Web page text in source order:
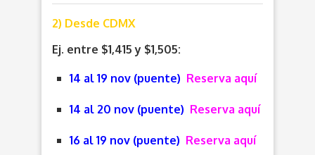
2) Desde CDMX
Ej. entre $1,415 y $1,505:
14 al 19 nov (puente) Reserva aquí
14 al 20 nov (puente) Reserva aquí
16 al 19 nov (puente) Reserva aquí